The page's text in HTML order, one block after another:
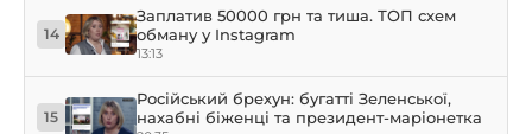
14
Заплатив 50000 грн та тиша. ТОП схем
обману у Instagram
13:13
15
Російський брехун: бугатті Зеленської,
нахабні біженці та президент-маріонетка